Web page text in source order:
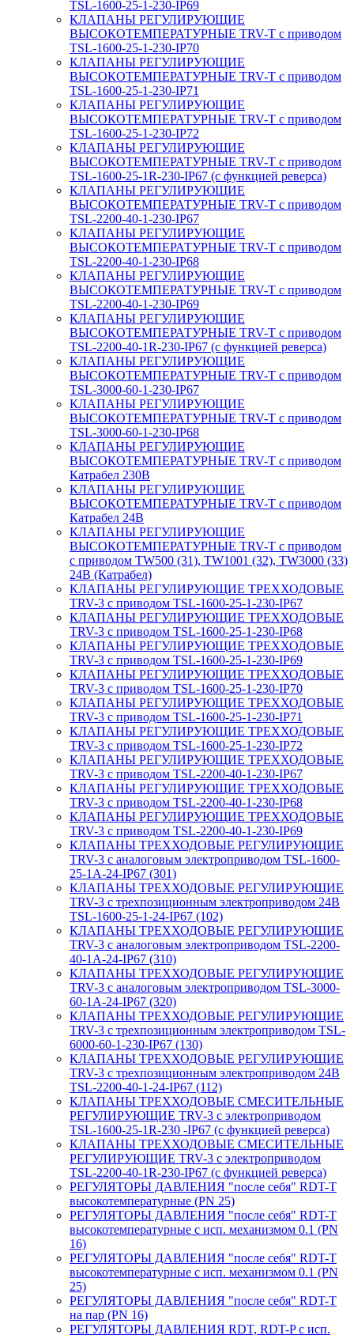
TSL-1600-25-1-230-IP69
КЛАПАНЫ РЕГУЛИРУЮЩИЕ
ВЫСОКОТЕМПЕРАТУРНЫЕ TRV-T с приводом
TSL-1600-25-1-230-IP70
КЛАПАНЫ РЕГУЛИРУЮЩИЕ
ВЫСОКОТЕМПЕРАТУРНЫЕ TRV-T с приводом
TSL-1600-25-1-230-IP71
КЛАПАНЫ РЕГУЛИРУЮЩИЕ
ВЫСОКОТЕМПЕРАТУРНЫЕ TRV-T с приводом
TSL-1600-25-1-230-IP72
КЛАПАНЫ РЕГУЛИРУЮЩИЕ
ВЫСОКОТЕМПЕРАТУРНЫЕ TRV-T с приводом
TSL-1600-25-1R-230-IP67 (с функцией реверса)
КЛАПАНЫ РЕГУЛИРУЮЩИЕ
ВЫСОКОТЕМПЕРАТУРНЫЕ TRV-T с приводом
TSL-2200-40-1-230-IP67
КЛАПАНЫ РЕГУЛИРУЮЩИЕ
ВЫСОКОТЕМПЕРАТУРНЫЕ TRV-T с приводом
TSL-2200-40-1-230-IP68
КЛАПАНЫ РЕГУЛИРУЮЩИЕ
ВЫСОКОТЕМПЕРАТУРНЫЕ TRV-T с приводом
TSL-2200-40-1-230-IP69
КЛАПАНЫ РЕГУЛИРУЮЩИЕ
ВЫСОКОТЕМПЕРАТУРНЫЕ TRV-T с приводом
TSL-2200-40-1R-230-IP67 (с функцией реверса)
КЛАПАНЫ РЕГУЛИРУЮЩИЕ
ВЫСОКОТЕМПЕРАТУРНЫЕ TRV-T с приводом
TSL-3000-60-1-230-IP67
КЛАПАНЫ РЕГУЛИРУЮЩИЕ
ВЫСОКОТЕМПЕРАТУРНЫЕ TRV-T с приводом
TSL-3000-60-1-230-IP68
КЛАПАНЫ РЕГУЛИРУЮЩИЕ
ВЫСОКОТЕМПЕРАТУРНЫЕ TRV-T с приводом
Катрабел 230В
КЛАПАНЫ РЕГУЛИРУЮЩИЕ
ВЫСОКОТЕМПЕРАТУРНЫЕ TRV-T с приводом
Катрабел 24В
КЛАПАНЫ РЕГУЛИРУЮЩИЕ
ВЫСОКОТЕМПЕРАТУРНЫЕ TRV-T с приводом
с приводом TW500 (31), TW1001 (32), TW3000 (33)
24В (Катрабел)
КЛАПАНЫ РЕГУЛИРУЮЩИЕ ТРЕХХОДОВЫЕ
TRV-3 с приводом TSL-1600-25-1-230-IP67
КЛАПАНЫ РЕГУЛИРУЮЩИЕ ТРЕХХОДОВЫЕ
TRV-3 с приводом TSL-1600-25-1-230-IP68
КЛАПАНЫ РЕГУЛИРУЮЩИЕ ТРЕХХОДОВЫЕ
TRV-3 с приводом TSL-1600-25-1-230-IP69
КЛАПАНЫ РЕГУЛИРУЮЩИЕ ТРЕХХОДОВЫЕ
TRV-3 с приводом TSL-1600-25-1-230-IP70
КЛАПАНЫ РЕГУЛИРУЮЩИЕ ТРЕХХОДОВЫЕ
TRV-3 с приводом TSL-1600-25-1-230-IP71
КЛАПАНЫ РЕГУЛИРУЮЩИЕ ТРЕХХОДОВЫЕ
TRV-3 с приводом TSL-1600-25-1-230-IP72
КЛАПАНЫ РЕГУЛИРУЮЩИЕ ТРЕХХОДОВЫЕ
TRV-3 с приводом TSL-2200-40-1-230-IP67
КЛАПАНЫ РЕГУЛИРУЮЩИЕ ТРЕХХОДОВЫЕ
TRV-3 с приводом TSL-2200-40-1-230-IP68
КЛАПАНЫ РЕГУЛИРУЮЩИЕ ТРЕХХОДОВЫЕ
TRV-3 с приводом TSL-2200-40-1-230-IP69
КЛАПАНЫ ТРЕХХОДОВЫЕ РЕГУЛИРУЮЩИЕ
TRV-3 с аналоговым электроприводом TSL-1600-
25-1А-24-IP67 (301)
КЛАПАНЫ ТРЕХХОДОВЫЕ РЕГУЛИРУЮЩИЕ
TRV-3 с трехпозиционным электроприводом 24В
TSL-1600-25-1-24-IP67 (102)
КЛАПАНЫ ТРЕХХОДОВЫЕ РЕГУЛИРУЮЩИЕ
TRV-3 с аналоговым электроприводом TSL-2200-
40-1А-24-IP67 (310)
КЛАПАНЫ ТРЕХХОДОВЫЕ РЕГУЛИРУЮЩИЕ
TRV-3 с аналоговым электроприводом TSL-3000-
60-1А-24-IP67 (320)
КЛАПАНЫ ТРЕХХОДОВЫЕ РЕГУЛИРУЮЩИЕ
TRV-3 с трехпозиционным электроприводом TSL-
6000-60-1-230-IP67 (130)
КЛАПАНЫ ТРЕХХОДОВЫЕ РЕГУЛИРУЮЩИЕ
TRV-3 с трехпозиционным электроприводом 24В
TSL-2200-40-1-24-IP67 (112)
КЛАПАНЫ ТРЕХХОДОВЫЕ СМЕСИТЕЛЬНЫЕ
РЕГУЛИРУЮЩИЕ TRV-3 с электроприводом
TSL-1600-25-1R-230 -IP67 (с функцией реверса)
КЛАПАНЫ ТРЕХХОДОВЫЕ СМЕСИТЕЛЬНЫЕ
РЕГУЛИРУЮЩИЕ TRV-3 с электроприводом
TSL-2200-40-1R-230-IP67 (с функцией реверса)
РЕГУЛЯТОРЫ ДАВЛЕНИЯ "после себя" RDT-T
высокотемпературные (PN 25)
РЕГУЛЯТОРЫ ДАВЛЕНИЯ "после себя" RDT-T
высокотемпературные с исп. механизмом 0.1 (PN
16)
РЕГУЛЯТОРЫ ДАВЛЕНИЯ "после себя" RDT-T
высокотемпературные с исп. механизмом 0.1 (PN
25)
РЕГУЛЯТОРЫ ДАВЛЕНИЯ "после себя" RDT-T
на пар (PN 16)
РЕГУЛЯТОРЫ ДАВЛЕНИЯ RDT, RDT-P с исп.